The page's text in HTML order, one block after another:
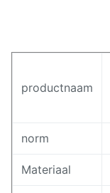
productnaam
norm
Materiaal